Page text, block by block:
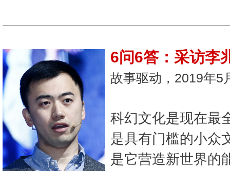
6问6答：采访李
故事驱动，2019年5
科幻文化是现在最
是具有门槛的小众
是它营造新世界的